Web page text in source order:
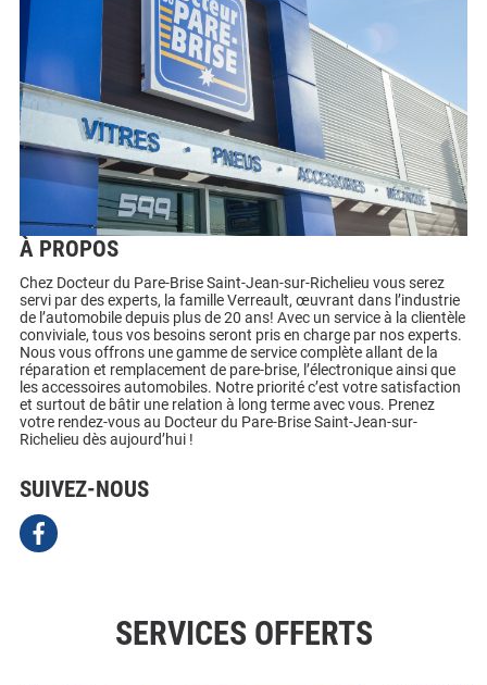
À PROPOS
Chez Docteur du Pare-Brise Saint-Jean-sur-Richelieu vous serez
servi par des experts, la famille Verreault, œuvrant dans l’industrie
de l’automobile depuis plus de 20 ans! Avec un service à la clientèle
conviviale, tous vos besoins seront pris en charge par nos experts.
Nous vous offrons une gamme de service complète allant de la
réparation et remplacement de pare-brise, l’électronique ainsi que
les accessoires automobiles. Notre priorité c’est votre satisfaction
et surtout de bâtir une relation à long terme avec vous. Prenez
votre rendez-vous au Docteur du Pare-Brise Saint-Jean-sur-
Richelieu dès aujourd’hui !
SUIVEZ-NOUS
SERVICES OFFERTS